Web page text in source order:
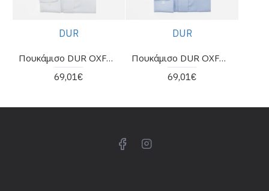
DUR
Πουκάμισο DUR OXFORD πικέ λευκό
69,01€
DUR
Πουκάμισο DUR OXFORD πικέ σιέλ
69,01€